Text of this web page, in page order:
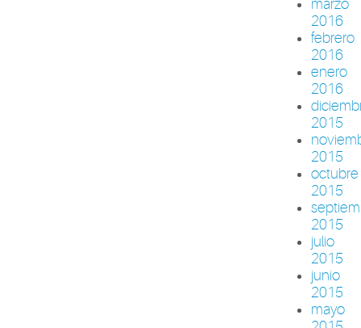
marzo
2016
febrero
2016
enero
2016
2015
2015
octubre
2015
2015
julio
2015
junio
2015
mayo